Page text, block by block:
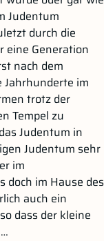
Judentum
durch die
eine Generation
nach dem
Jahrhunderte im
trotz der
Tempel zu
Judentum in
Judentum sehr
im
doch im Hause des
auch ein
dass der kleine